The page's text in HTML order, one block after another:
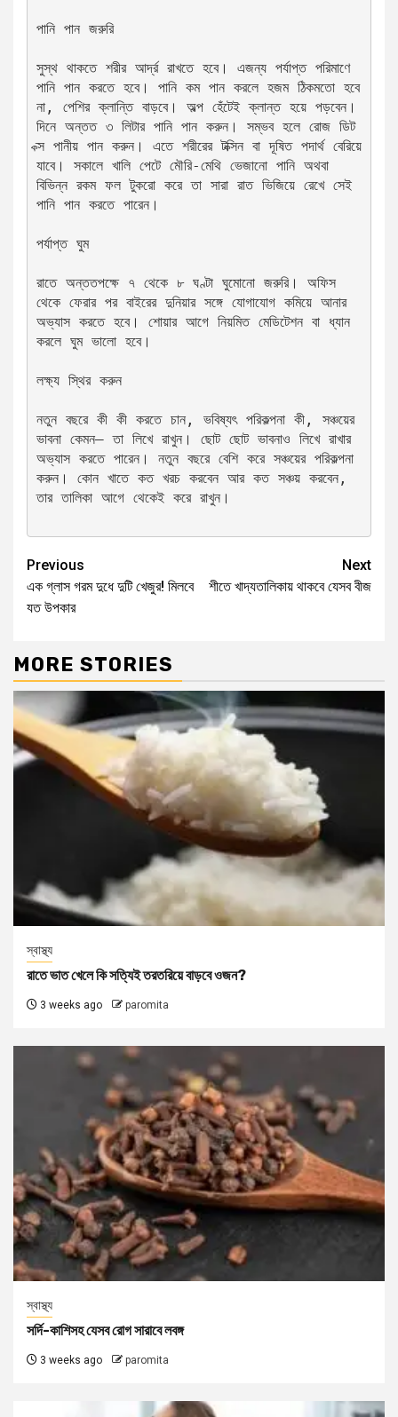
পানি পান জরুরি
সুস্থ থাকতে শরীর আর্দ্র রাখতে হবে। এজন্য পর্যাপ্ত পরিমাণে
পানি পান করতে হবে। পানি কম পান করলে হজম ঠিকমতো হবে
না, পেশির ক্লান্তি বাড়বে। অল্প হেঁটেই ক্লান্ত হয়ে পড়বেন।
দিনে অন্তত ৩ লিটার পানি পান করুন। সম্ভব হলে রোজ ডিট
ক্স পানীয় পান করুন। এতে শরীরের টক্সিন বা দূষিত পদার্থ বেরিয়ে
যাবে। সকালে খালি পেটে মৌরি-মেথি ভেজানো পানি অথবা
বিভিন্ন রকম ফল টুকরো করে তা সারা রাত ভিজিয়ে রেখে সেই
পানি পান করতে পারেন।
পর্যাপ্ত ঘুম
রাতে অন্ততপক্ষে ৭ থেকে ৮ ঘণ্টা ঘুমোনো জরুরি। অফিস
থেকে ফেরার পর বাইরের দুনিয়ার সঙ্গে যোগাযোগ কমিয়ে আনার
অভ্যাস করতে হবে। শোয়ার আগে নিয়মিত মেডিটেশন বা ধ্যান
করলে ঘুম ভালো হবে।
লক্ষ্য স্থির করুন
নতুন বছরে কী কী করতে চান, ভবিষ্যৎ পরিকল্পনা কী, সঞ্চয়ের
ভাবনা কেমন— তা লিখে রাখুন। ছোট ছোট ভাবনাও লিখে রাখার
অভ্যাস করতে পারেন। নতুন বছরে বেশি করে সঞ্চয়ের পরিকল্পনা
করুন। কোন খাতে কত খরচ করবেন আর কত সঞ্চয় করবেন,
তার তালিকা আগে থেকেই করে রাখুন।
Previous
এক গ্লাস গরম দুধে দুটি খেজুর! মিলবে
যত উপকার
Next
শীতে খাদ্যতালিকায় থাকবে যেসব বীজ
MORE STORIES
স্বাস্থ্য
রাতে ভাত খেলে কি সত্যিই তরতরিয়ে বাড়বে ওজন?
3 weeks ago paromita
স্বাস্থ্য
সর্দি-কাশিসহ যেসব রোগ সারাবে লবঙ্গ
3 weeks ago paromita